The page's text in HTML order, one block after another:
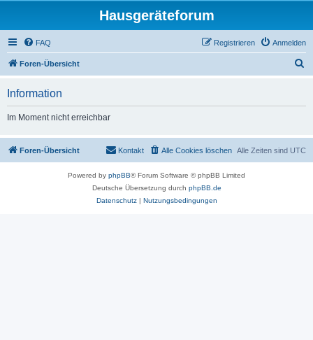
Hausgeräteforum
FAQ Anmelden
Registrieren
Foren-Übersicht
Information
Im Moment nicht erreichbar
Foren-Übersicht Alle Zeiten sind UTC
Alle Cookies löschen
Kontakt
Powered by phpBB® Forum Software © phpBB Limited
Deutsche Übersetzung durch phpBB.de
Datenschutz| Nutzungsbedingungen